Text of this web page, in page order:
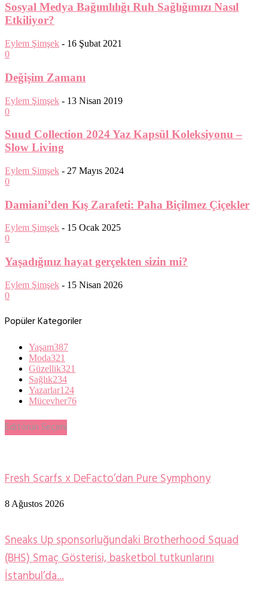
Sosyal Medya Bağımlılığı Ruh Sağlığımızı Nasıl
Etkiliyor?
Eylem Şimşek - 16 Şubat 2021
0
Değişim Zamanı
Eylem Şimşek - 13 Nisan 2019
0
Suud Collection 2024 Yaz Kapsül Koleksiyonu –
Slow Living
Eylem Şimşek - 27 Mayıs 2024
0
Damiani’den Kış Zarafeti: Paha Biçilmez Çiçekler
Eylem Şimşek - 15 Ocak 2025
0
Yaşadığınız hayat gerçekten sizin mi?
Eylem Şimşek - 15 Nisan 2026
0
Popüler Kategoriler
Yaşam387
Moda321
Güzellik321
Sağlık234
Yazarlar124
Mücevher76
Editörün Seçimi
Fresh Scarfs x DeFacto’dan Pure Symphony
8 Ağustos 2026
Sneaks Up sponsorluğundaki Brotherhood Squad
(BHS) Smaç Gösterisi, basketbol tutkunlarını
İstanbul’da...